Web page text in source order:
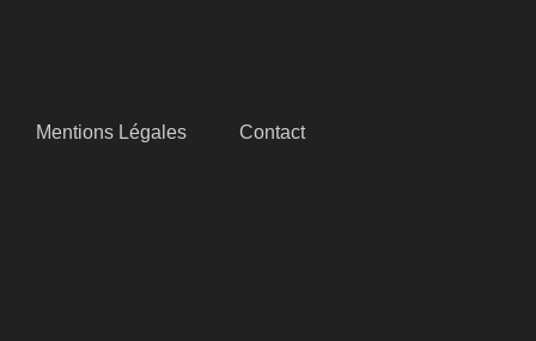
Mentions Légales Contact